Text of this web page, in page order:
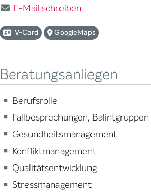
E-Mail schreiben
V-Card GoogleMaps
Beratungsanliegen
Berufsrolle
Fallbesprechungen, Balintgruppen
Gesundheitsmanagement
Konfliktmanagement
Qualitätsentwicklung
Stressmanagement